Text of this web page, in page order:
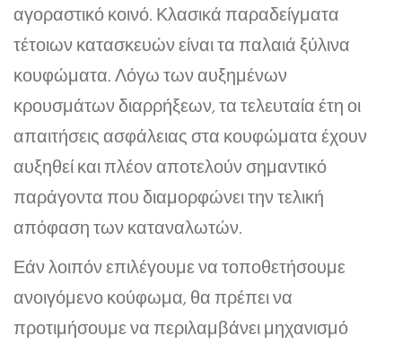
αγοραστικό κοινό. Κλασικά παραδείγματα
τέτοιων κατασκευών είναι τα παλαιά ξύλινα
κουφώματα. Λόγω των αυξημένων
κρουσμάτων διαρρήξεων, τα τελευταία έτη οι
απαιτήσεις ασφάλειας στα κουφώματα έχουν
αυξηθεί και πλέον αποτελούν σημαντικό
παράγοντα που διαμορφώνει την τελική
απόφαση των καταναλωτών.
Εάν λοιπόν επιλέγουμε να τοποθετήσουμε
ανοιγόμενο κούφωμα, θα πρέπει να
προτιμήσουμε να περιλαμβάνει μηχανισμό